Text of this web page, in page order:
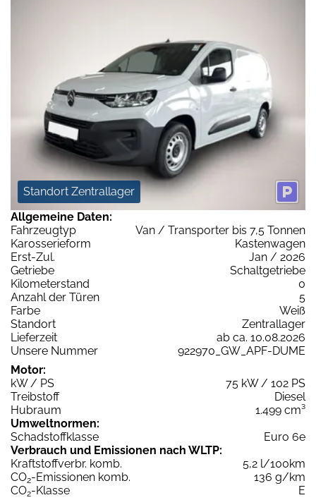
Standort Zentrallager
Allgemeine Daten:
Fahrzeugtyp
Van / Transporter bis 7,5 Tonnen
Karosserieform
Kastenwagen
Erst-Zul.
Jan / 2026
Getriebe
Schaltgetriebe
Kilometerstand
0
Anzahl der Türen
5
Farbe
Weiß
Standort
Zentrallager
Lieferzeit
ab ca. 10.08.2026
Unsere Nummer
922970_GW_APF-DUME
Motor:
kW / PS
75 kW / 102 PS
Treibstoff
Diesel
Hubraum
1.499 cm³
Umweltnormen:
Schadstoffklasse
Euro 6e
Verbrauch und Emissionen nach WLTP:
Kraftstoffverbr. komb.
5,2 l/100km
CO2-Emissionen komb.
136 g/km
CO2-Klasse
E